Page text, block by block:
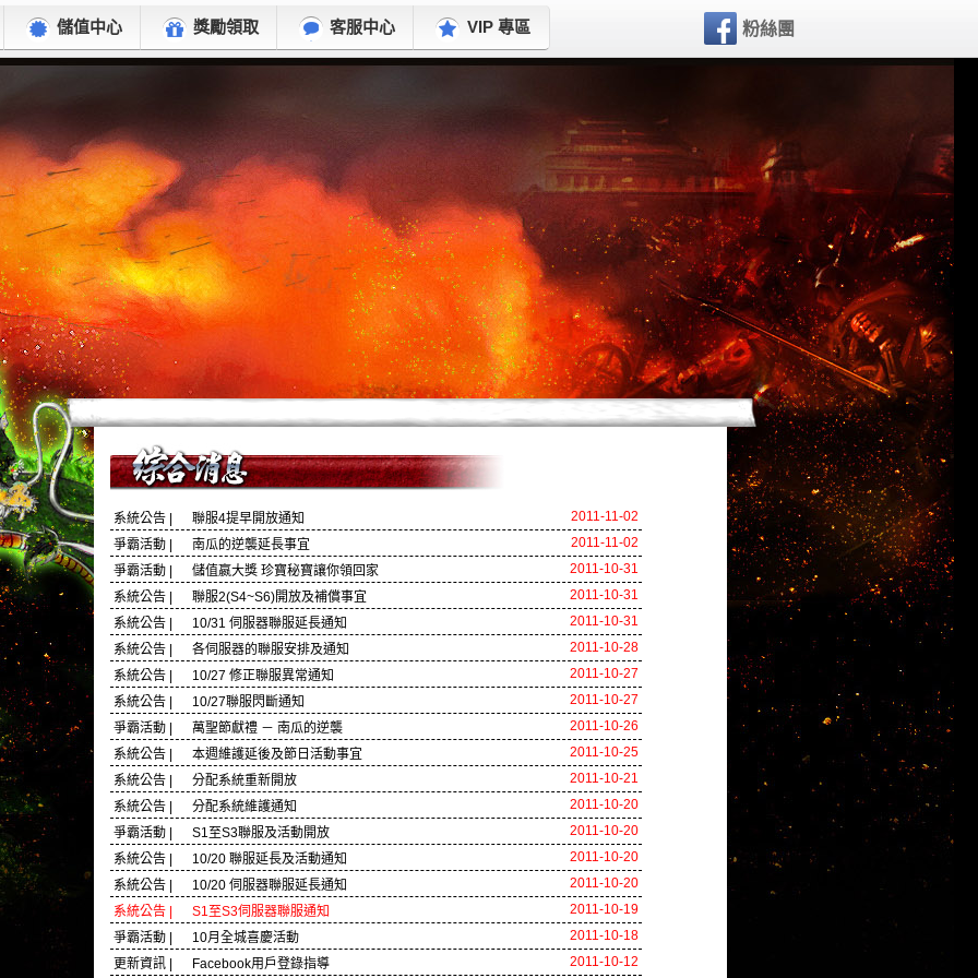
系統公告 | 聯服4提早開放通知
2011-11-02
爭霸活動 | 南瓜的逆襲延長事宜
2011-11-02
爭霸活動 | 儲值嬴大獎 珍寶秘寶讓你領回家
2011-10-31
系統公告 | 聯服2(S4~S6)開放及補償事宜
2011-10-31
系統公告 | 10/31 伺服器聯服延長通知
2011-10-31
系統公告 | 各伺服器的聯服安排及通知
2011-10-28
系統公告 | 10/27 修正聯服異常通知
2011-10-27
系統公告 | 10/27聯服閃斷通知
2011-10-27
爭霸活動 | 萬聖節獻禮 － 南瓜的逆襲
2011-10-26
系統公告 | 本週維護延後及節日活動事宜
2011-10-25
系統公告 | 分配系統重新開放
2011-10-21
系統公告 | 分配系統維護通知
2011-10-20
爭霸活動 | S1至S3聯服及活動開放
2011-10-20
系統公告 | 10/20 聯服延長及活動通知
2011-10-20
系統公告 | 10/20 伺服器聯服延長通知
2011-10-20
系統公告 | S1至S3伺服器聯服通知
2011-10-19
爭霸活動 | 10月全城喜慶活動
2011-10-18
更新資訊 | Facebook用戶登錄指導
2011-10-12
儲值中心 獎勵領取 客服中心 VIP 專區 粉絲團